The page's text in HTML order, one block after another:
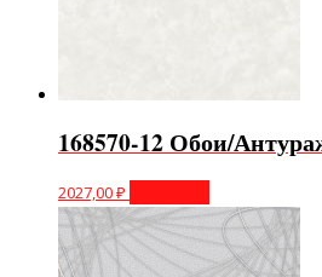
168570-12 Обои/
2027,00₽